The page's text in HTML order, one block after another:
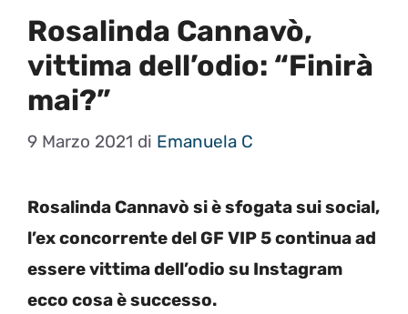
Rosalinda Cannavò,
vittima dell’odio: “Finirà
mai?”
9 Marzo 2021 di Emanuela C
Rosalinda Cannavò si è sfogata sui social,
l’ex concorrente del GF VIP 5 continua ad
essere vittima dell’odio su Instagram
ecco cosa è successo.